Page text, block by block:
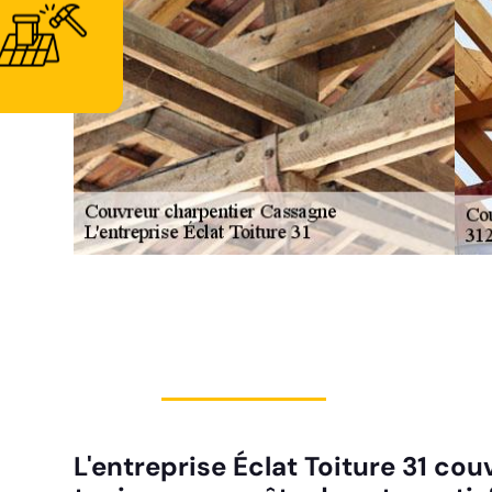
L'entreprise Éclat Toiture 31